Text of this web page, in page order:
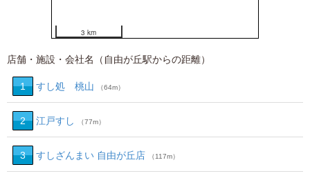
3 km
店舗・施設・会社名（自由が丘駅からの距離）
1 すし処 桃山 （64m）
2 江戸すし （77m）
3 すしざんまい 自由が丘店 （117m）